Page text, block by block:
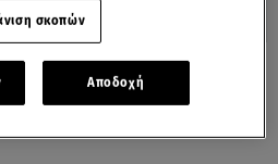
η Μαρέβα με
Αθήνας
σκοπών
Αποδοχή